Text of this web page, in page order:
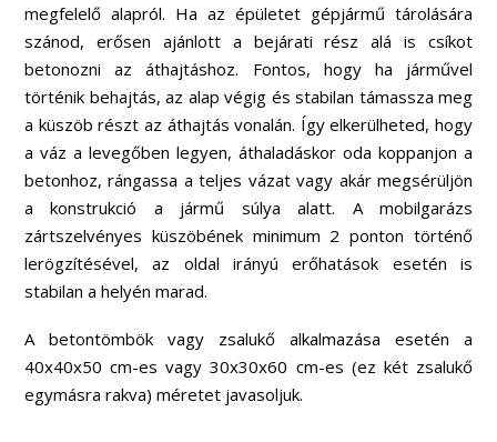
megfelelő alapról. Ha az épületet gépjármű tárolására
szánod, erősen ajánlott a bejárati rész alá is csíkot
betonozni az áthajtáshoz. Fontos, hogy ha járművel
történik behajtás, az alap végig és stabilan támassza meg
a küszöb részt az áthajtás vonalán. Így elkerülheted, hogy
a váz a levegőben legyen, áthaladáskor oda koppanjon a
betonhoz, rángassa a teljes vázat vagy akár megsérüljön
a konstrukció a jármű súlya alatt. A mobilgarázs
zártszelvényes küszöbének minimum 2 ponton történő
lerögzítésével, az oldal irányú erőhatások esetén is
stabilan a helyén marad.
A betontömbök vagy zsalukő alkalmazása esetén a
40x40x50 cm-es vagy 30x30x60 cm-es (ez két zsalukő
egymásra rakva) méretet javasoljuk.